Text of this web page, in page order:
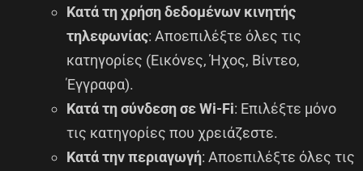
Κατά τη χρήση δεδομένων κινητής
τηλεφωνίας: Αποεπιλέξτε όλες τις
κατηγορίες (Εικόνες, Ήχος, Βίντεο,
Έγγραφα).
Κατά τη σύνδεση σε Wi-Fi: Επιλέξτε μόνο
τις κατηγορίες που χρειάζεστε.
Κατά την περιαγωγή: Αποεπιλέξτε όλες τις